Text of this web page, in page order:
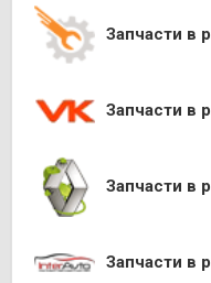
Запчасти в
Запчасти в
Запчасти в
Запчасти в